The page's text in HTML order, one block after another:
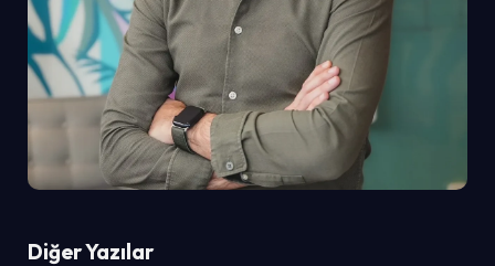
Diğer Yazılar